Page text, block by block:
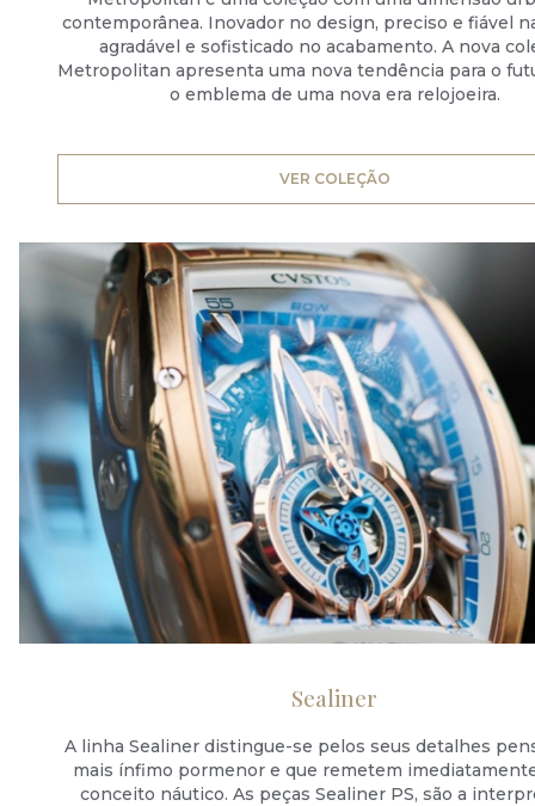
contemporânea. Inovador no design, preciso e fiável
agradável e sofisticado no acabamento. A nova
Metropolitan apresenta uma nova tendência para o
o emblema de uma nova era relojoeira.
VER COLEÇÃO
Sealiner
A linha Sealiner distingue-se pelos seus detalhes
mais ínfimo pormenor e que remetem
conceito náutico. As peças Sealiner PS, são a